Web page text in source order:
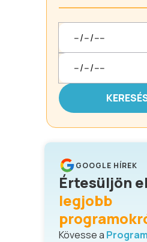
GOOGLE HÍREK
Értesüljön
legjobb
Kövesse a